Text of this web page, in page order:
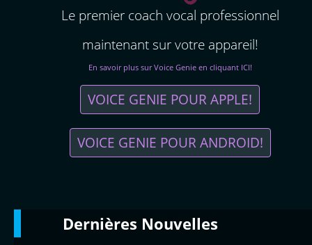
Le premier coach vocal professionnel
maintenant sur votre appareil!
En savoir plus sur Voice Genie en cliquant ICI!
VOICE GENIE POUR APPLE!
VOICE GENIE POUR ANDROID!
Dernières Νouvelles